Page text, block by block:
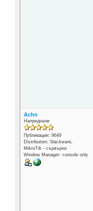
Acho
Напреднали
Публикации: 9649
Distribution: Slackware,
MikroTik - сървърно
Window Manager: console only